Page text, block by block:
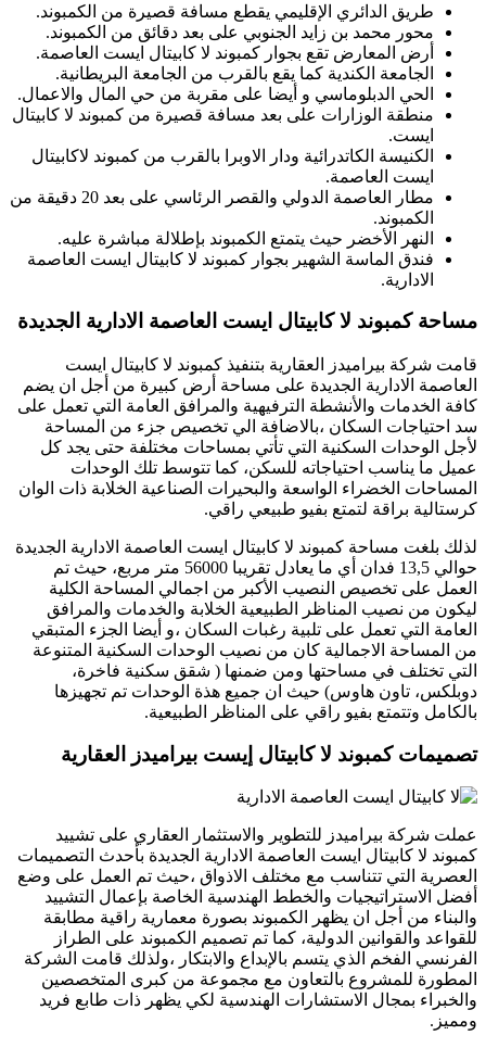
طريق الدائري الإقليمي يقطع مسافة قصيرة من الكمبوند.
محور محمد بن زايد الجنوبي على بعد دقائق من الكمبوند.
أرض المعارض تقع بجوار كمبوند لا كابيتال ايست العاصمة.
الجامعة الكندية كما يقع بالقرب من الجامعة البريطانية.
الحي الدبلوماسي و أيضا على مقربة من حي المال والاعمال.
منطقة الوزارات على بعد مسافة قصيرة من كمبوند لا كابيتال
ايست.
الكنيسة الكاتدرائية ودار الاوبرا بالقرب من كمبوند لاكابيتال
ايست العاصمة.
مطار العاصمة الدولي والقصر الرئاسي على بعد 20 دقيقة من
الكمبوند.
النهر الأخضر حيث يتمتع الكمبوند بإطلالة مباشرة عليه.
فندق الماسة الشهير بجوار كمبوند لا كابيتال ايست العاصمة
الادارية.
مساحة كمبوند لا كابيتال ايست العاصمة الادارية الجديدة
قامت شركة بيراميدز العقارية بتنفيذ كمبوند لا كابيتال ايست
العاصمة الادارية الجديدة على مساحة أرض كبيرة من أجل ان يضم
كافة الخدمات والأنشطة الترفيهية والمرافق العامة التي تعمل على
سد احتياجات السكان ،بالاضافة الي تخصيص جزء من المساحة
لأجل الوحدات السكنية التي تأتي بمساحات مختلفة حتى يجد كل
عميل ما يناسب احتياجاته للسكن، كما تتوسط تلك الوحدات
المساحات الخضراء الواسعة والبحيرات الصناعية الخلابة ذات الوان
كرستالية براقة لتمتع بفيو طبيعي راقي.
لذلك بلغت مساحة كمبوند لا كابيتال ايست العاصمة الادارية الجديدة
حوالي 13,5 فدان أي ما يعادل تقريبا 56000 متر مربع، حيث تم
العمل على تخصيص النصيب الأكبر من اجمالي المساحة الكلية
ليكون من نصيب المناظر الطبيعية الخلابة والخدمات والمرافق
العامة التي تعمل على تلبية رغبات السكان ،و أيضا الجزء المتبقي
من المساحة الاجمالية كان من نصيب الوحدات السكنية المتنوعة
التي تختلف في مساحتها ومن ضمنها ( شقق سكنية فاخرة،
دوبلكس، تاون هاوس) حيث ان جميع هذة الوحدات تم تجهيزها
بالكامل وتتمتع بفيو راقي على المناظر الطبيعية.
تصميمات كمبوند لا كابيتال إيست بيراميدز العقارية
عملت شركة بيراميدز للتطوير والاستثمار العقاري على تشييد
كمبوند لا كابيتال ايست العاصمة الادارية الجديدة بأحدث التصميمات
العصرية التي تتناسب مع مختلف الاذواق ،حيث تم العمل على وضع
أفضل الاستراتيجيات والخطط الهندسية الخاصة بإعمال التشييد
والبناء من أجل ان يظهر الكمبوند بصورة معمارية راقية مطابقة
للقواعد والقوانين الدولية، كما تم تصميم الكمبوند على الطراز
الفرنسي الفخم الذي يتسم بالإبداع والابتكار ،ولذلك قامت الشركة
المطورة للمشروع بالتعاون مع مجموعة من كبرى المتخصصين
والخبراء بمجال الاستشارات الهندسية لكي يظهر ذات طابع فريد
ومميز.